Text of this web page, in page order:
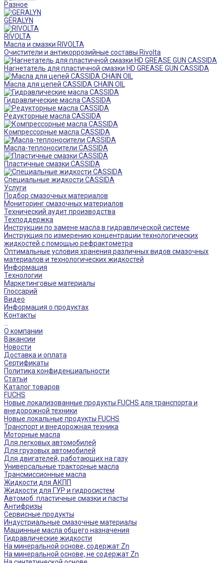
Разное
GERALYN
RIVOLTA
Масла и смазки RIVOLTA
Очистители и антикоррозийные составы Rivolta
Нагнетатель для пластичной смазки HD GREASE GUN CASSIDA
Масла для цепей CASSIDA CHAIN OIL
Гидравлические масла CASSIDA
Редукторные масла CASSIDA
Компрессорные масла CASSIDA
Масла-теплоносители CASSIDA
Пластичные смазки CASSIDA
Специальные жидкости CASSIDA
Услуги
Подбор смазочных материалов
Мониторинг смазочных материалов
Технический аудит производства
Техподдержка
Инструкции по замене масла в гидравлической системе
Инструкция по измерению концентрации технологических
жидкостей с помощью рефрактометра
Оптимальные условия хранения различных видов смазочных
материалов и технологических жидкостей
Информация
Технологии
Маркетинговые материалы
Глоссарий
Видео
Информация о продуктах
Контакты
О компании
Вакансии
Новости
Доставка и оплата
Сертификаты
Политика конфиденциальности
Статьи
Каталог товаров
FUCHS
Новые локализованные продукты FUCHS для транспорта и
внедорожной техники
Новые локальные продукты FUCHS
Транспорт и внедорожная техника
Моторные масла
Для легковых автомобилей
Для грузовых автомобилей
Для двигателей, работающих на газу
Универсальные тракторные масла
Трансмиссионные масла
Жидкости для АКПП
Жидкости для ГУР и гидросистем
Автомоб. пластичные смазки и пасты
Антифризы
Сервисные продукты
Индустриальные смазочные материалы
Машинные масла общего назначения
Гидравлические жидкости
На минеральной основе, содержат Zn
На минеральной основе, не содержат Zn